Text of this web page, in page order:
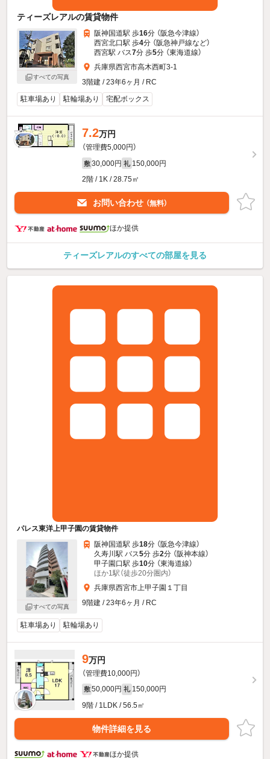
ティーズレアルの賃貸物件
すべての写真
阪神国道駅 歩16分 （阪急今津線）
西宮北口駅 歩4分 （阪急神戸線など）
西宮駅 バス7分 歩5分 （東海道線）
兵庫県西宮市高木西町3-1
3階建 / 23年6ヶ月 / RC
駐車場あり
駐輪場あり 宅配ボックス
7.2万円
（管理費5,000円）
敷 30,000円 礼 150,000円
2階 / 1K / 28.75㎡
お問い合わせ （無料）
ほか提供
ティーズレアルのすべての部屋を見る
パレス東洋上甲子園の賃貸物件
すべての写真
阪神国道駅 歩18分 （阪急今津線）
久寿川駅 バス5分 歩2分 （阪神本線）
甲子園口駅 歩10分 （東海道線）
ほか1駅（徒歩20分圏内）
兵庫県西宮市上甲子園１丁目
9階建 / 23年6ヶ月 / RC
駐車場あり 駐輪場あり
9万円
（管理費10,000円）
敷 50,000円 礼 150,000円
9階 / 1LDK / 56.5㎡
物件詳細を見る
ほか提供